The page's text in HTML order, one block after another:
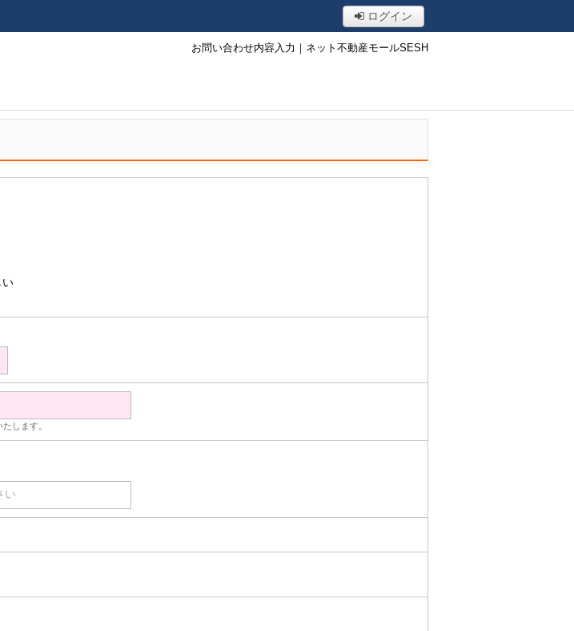
ログイン
お問い合わせ内容入力｜ネット不動産モールSESH
い
します。
い